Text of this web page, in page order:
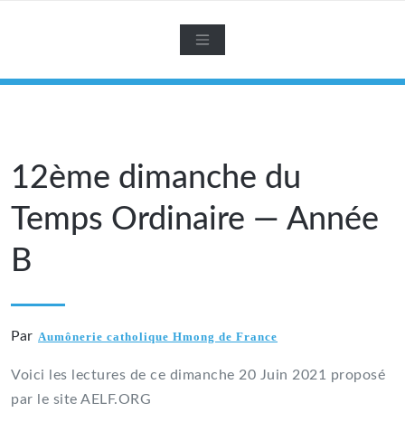
12ème dimanche du
Temps Ordinaire — Année
B
Par Aumônerie catholique Hmong de France
Voici les lectures de ce dimanche 20 Juin 2021 proposé
par le site AELF.ORG